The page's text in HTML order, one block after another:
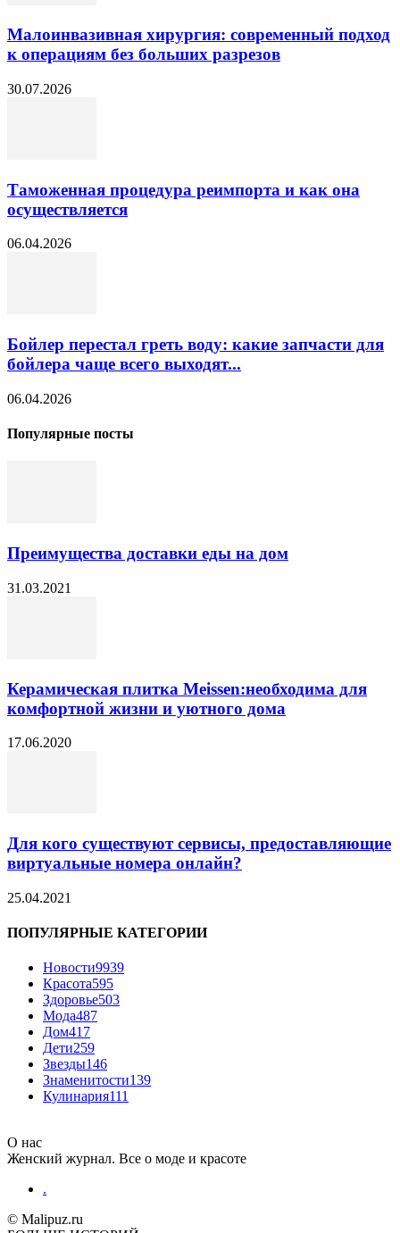
Малоинвазивная хирургия: современный подход
к операциям без больших разрезов
30.07.2026
Таможенная процедура реимпорта и как она
осуществляется
06.04.2026
Бойлер перестал греть воду: какие запчасти для
бойлера чаще всего выходят...
06.04.2026
Популярные посты
Преимущества доставки еды на дом
31.03.2021
Керамическая плитка Meissen:необходима для
комфортной жизни и уютного дома
17.06.2020
Для кого существуют сервисы, предоставляющие
виртуальные номера онлайн?
25.04.2021
ПОПУЛЯРНЫЕ КАТЕГОРИИ
Новости9939
Красота595
Здоровье503
Мода487
Дом417
Дети259
Звезды146
Знаменитости139
Кулинария111
О нас
Женский журнал. Все о моде и красоте
.
© Malipuz.ru